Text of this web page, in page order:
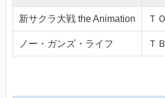
新サクラ大戦 the Animation Ｔ
ノー・ガンズ・ライフ Ｔ